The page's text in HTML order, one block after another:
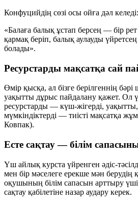
Конфуцийдің сөзі осы ойға дәл келеді:
«Балаға балық ұстап берсең — бір
қармақ беріп, балық аулауды
болады».
Ресурстарды мақсатқа сай
Өмір қысқа, ал бізге берілгеннің
уақытты дұрыс пайдалану қажет. Ол
ресурстарды — күш-жігерді,
мүмкіндіктерді — тиісті мақсатқа
Ковпак).
Есте сақтау — білім
Үш айлық курста үйренген әдіс-
мен бір мәселеге ерекше мән берудің
оқушының білім сапасын арттыру
сақтау қабілетіне назар аудару керек.